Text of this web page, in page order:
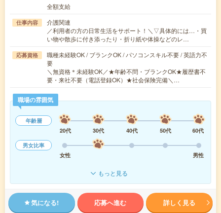
全額支給
仕事内容
介護関連
／利用者の方の日常生活をサポート！＼▽具体的には…・買
い物や散歩に付き添ったり・折り紙や体操などのレ…
応募資格
職種未経験OK / ブランクOK / パソコンスキル不要 / 英語力不
要
＼無資格＊未経験OK／★年齢不問・ブランクOK★履歴書不
要・来社不要（電話登録OK）★社会保険完備＼…
職場の雰囲気
年齢層
20代
30代 40代 50代
60代
男女比率
女性
男性
もっと見る
気になる! 応募へ進む 詳しく見る